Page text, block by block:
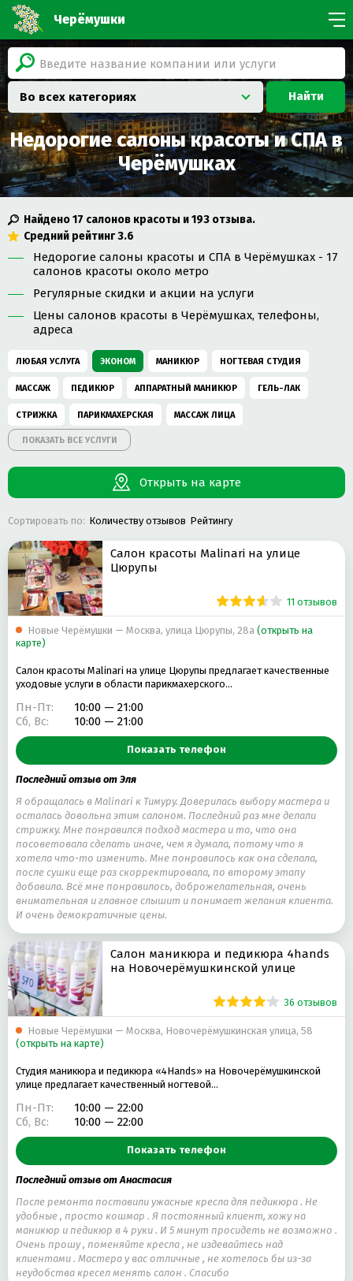
Черёмушки
Найти
Во всех категориях
Недорогие салоны красоты и СПА в
Черёмушках
Найдено17 салонов красоты и193 отзыва.
Средний рейтинг3.6
Недорогие салоны красоты и СПА в Черёмушках - 17
салонов красоты около метро
Регулярные скидки и акции на услуги
Цены салонов красоты в Черёмушках, телефоны,
адреса
ЛЮБАЯ УСЛУГА ЭКОНОМ МАНИКЮР НОГТЕВАЯ СТУДИЯ
МАССАЖ ПЕДИКЮР АППАРАТНЫЙ МАНИКЮР ГЕЛЬ-ЛАК
СТРИЖКА ПАРИКМАХЕРСКАЯ МАССАЖ ЛИЦА
МУЖСКОЙ МАНИКЮР КОРРЕКЦИЯ И ОКРАШИВАНИЕ БРОВЕЙ
ПИЛИНГ ОКРАШИВАНИЕ РЕСНИЦ ЭПИЛЯЦИЯ
НАРАЩИВАНИЕ РЕСНИЦ ДЕТСКАЯ ПАРИКМАХЕРСКАЯ
НАРАЩИВАНИЕ НОГТЕЙ ГЕЛЕМ СТРИЖКА ЖЕНСКАЯ
ДЕТСКИЙ МАНИКЮР АППАРАТНАЯ КОСМЕТОЛОГИЯ
ПАРАФИНОТЕРАПИЯ АППАРАТНЫЙ ПЕДИКЮР
НАРАЩИВАНИЕ НОГТЕЙ МУЖСКОЙ ПЕДИКЮР ПИЛИНГ ЛИЦА
ЭПИЛЯЦИЯ ВОСКОМ ЛИМФОДРЕНАЖНЫЙ МАССАЖ
ЛАМИНИРОВАНИЕ РЕСНИЦ
АНТИЦЕЛЛЮЛИТНЫЙ МАССАЖ КОМБИНИРОВАННЫЙ МАНИКЮР
МЕЛИРОВАНИЕ ВОЛОС СВАДЕБНАЯ ПРИЧЕСКА
ПОКАЗАТЬ ВСЕ УСЛУГИ
Открыть на карте
Сортировать по: Количеству отзывов Рейтингу
Салон красоты Malinari на улице
Цюрупы
11 отзывов
Новые Черёмушки — Москва, улица Цюрупы, 28а(открыть на
карте)
Салон красоты Malinari на улице Цюрупы предлагает качественные
уходовые услуги в области парикмахерского…
Пн-Пт:
10:00 — 21:00
Сб, Вс:
10:00 — 21:00
Показать телефон
Последний отзыв от Эля
Я обращалась в Malinari к Тимуру. Доверилась выбору мастера и
осталась довольна этим салоном. Последний раз мне делали
стрижку. Мне понравился подход мастера и то, что она
посоветовала сделать иначе, чем я думала, потому что я
хотела что-то изменить. Мне понравилось как она сделала,
после сушки еще раз скорректировала, по второму этапу
добавила. Всё мне понравилось, доброжелательная, очень
внимательная и главное слышит и понимает желания клиента.
И очень демократичные цены.
Салон маникюра и педикюра 4hands
на Новочерёмушкинской улице
36 отзывов
Новые Черёмушки — Москва, Новочерёмушкинская улица, 58
(открыть на карте)
Студия маникюра и педикюра «4Hands» на Новочерёмушкинской
улице предлагает качественный ногтевой…
Пн-Пт:
10:00 — 22:00
Сб, Вс:
10:00 — 22:00
Показать телефон
Последний отзыв от Анастасия
После ремонта поставили ужасные кресла для педикюра . Не
удобные , просто кошмар . Я постоянный клиент, хожу на
маникюр и педикюр в 4 руки . И 5 минут просидеть не возможно .
Очень прошу , поменяйте кресла , не издевайтесь над
клиентами . Мастера у вас отличные , не хотелось бы из-за
неудобства кресел менять салон . Спасибо